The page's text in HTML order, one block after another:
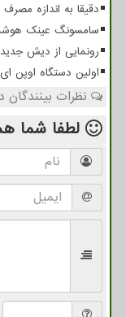
دقیقا به اندازه
سامسونگ عینک
رونمایی از دیش
اولین دستگاه اوپن
نظرات
لطفا شما